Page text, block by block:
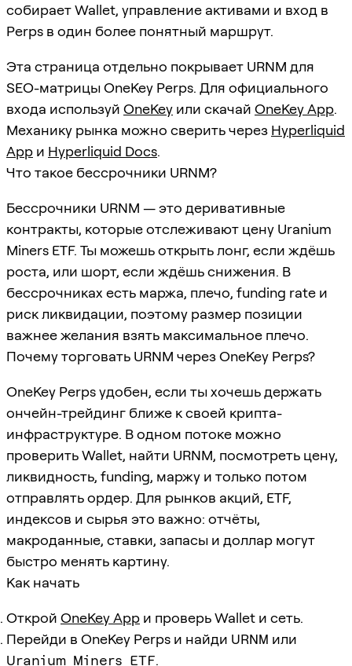
собирает Wallet, управление активами и вход в
Perps в один более понятный маршрут.
Эта страница отдельно покрывает URNM для
SEO-матрицы OneKey Perps. Для официального
входа используй OneKey или скачай OneKey App.
Механику рынка можно сверить через Hyperliquid
App и Hyperliquid Docs.
Что такое бессрочники URNM?
Бессрочники URNM — это деривативные
контракты, которые отслеживают цену Uranium
Miners ETF. Ты можешь открыть лонг, если ждёшь
роста, или шорт, если ждёшь снижения. В
бессрочниках есть маржа, плечо, funding rate и
риск ликвидации, поэтому размер позиции
важнее желания взять максимальное плечо.
Почему торговать URNM через OneKey Perps?
OneKey Perps удобен, если ты хочешь держать
ончейн-трейдинг ближе к своей крипта-
инфраструктуре. В одном потоке можно
проверить Wallet, найти URNM, посмотреть цену,
ликвидность, funding, маржу и только потом
отправлять ордер. Для рынков акций, ETF,
индексов и сырья это важно: отчёты,
макроданные, ставки, запасы и доллар могут
быстро менять картину.
Как начать
Открой OneKey App и проверь Wallet и сеть.
Перейди в OneKey Perps и найди URNM или
Uranium Miners ETF.